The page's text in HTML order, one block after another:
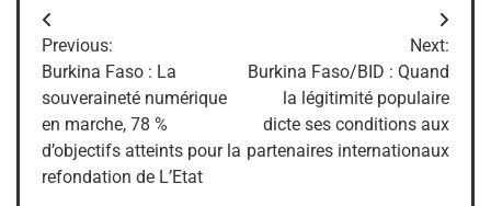
Navigation
de
l’article
Previous:
Burkina Faso : La
souveraineté numérique
en marche, 78 %
d’objectifs atteints pour la
refondation de L’Etat
Next:
Burkina Faso/BID : Quand
la légitimité populaire
dicte ses conditions aux
partenaires internationaux